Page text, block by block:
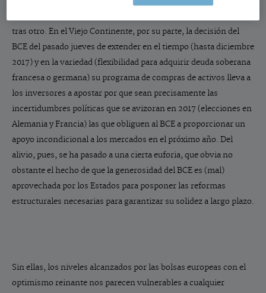
tras otro. En el Viejo Continente, por su parte, la decisión del
BCE del pasado jueves de extender en el tiempo (hasta diciembre
2017) y en la variedad (flexibilidad para adquirir deuda soberana
francesa o germana) su programa de compras de activos lleva a
los inversores a apostar por que sean precisamente las
incertidumbres políticas que se avizoran en 2017 (elecciones en
Alemania y Francia) las que obliguen al BCE a proporcionar un
apoyo incondicional a los mercados en el próximo año. Del
alivio, pues, se ha pasado a una cierta euforia, que obvia no
obstante el hecho de que la generosidad del BCE es (mal)
aprovechada por los Estados para posponer las reformas
estructurales necesarias para garantizar su solidez a largo plazo.
Sin ellas, los niveles alcanzados por las bolsas europeas con el
optimismo reinante nos parecen vulnerables a cualquier